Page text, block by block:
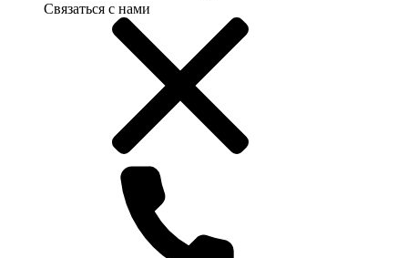
Связаться с нами